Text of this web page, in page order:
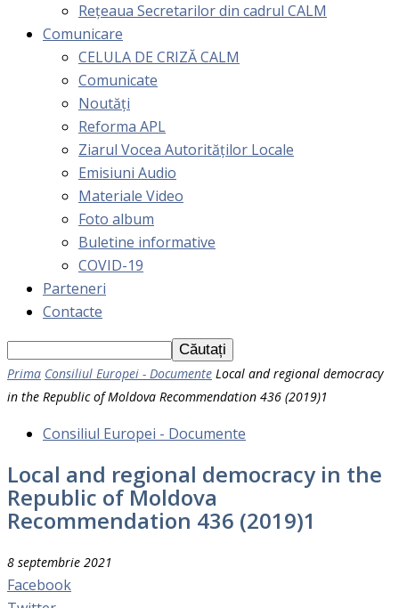
Rețeaua Secretarilor din cadrul CALM
Comunicare
CELULA DE CRIZĂ CALM
Comunicate
Noutăți
Reforma APL
Ziarul Vocea Autorităților Locale
Emisiuni Audio
Materiale Video
Foto album
Buletine informative
COVID-19
Parteneri
Contacte
Prima Consiliul Europei - Documente Local and regional democracy
in the Republic of Moldova Recommendation 436 (2019)1
Consiliul Europei - Documente
Local and regional democracy in the
Republic of Moldova
Recommendation 436 (2019)1
8 septembrie 2021
Facebook